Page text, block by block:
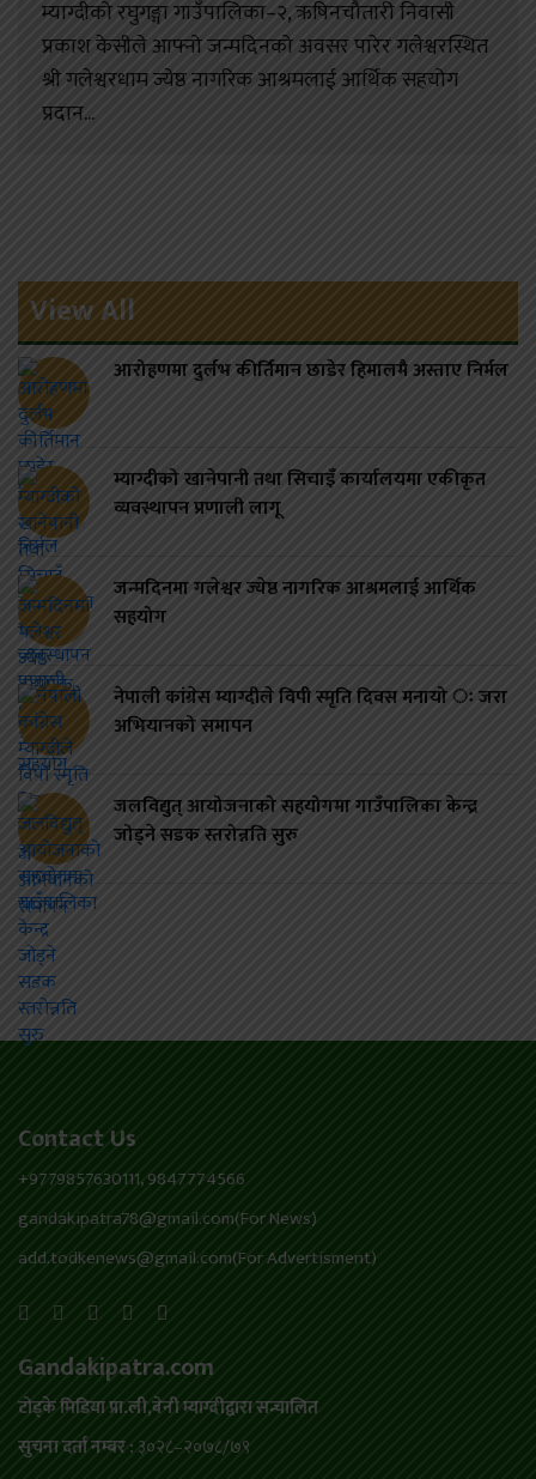
म्याग्दीको रघुगङ्गा गाउँपालिका–२, ऋषिनचौतारी निवासी
प्रकाश केसीले आफ्नो जन्मदिनको अवसर पारेर गलेश्वरस्थित
श्री गलेश्वरधाम ज्येष्ठ नागरिक आश्रमलाई आर्थिक सहयोग
प्रदान...
View All
आरोहणमा दुर्लभ कीर्तिमान छाडेर हिमालमै अस्ताए निर्मल
म्याग्दीको खानेपानी तथा सिचाइँ कार्यालयमा एकीकृत
व्यवस्थापन प्रणाली लागू
जन्मदिनमा गलेश्वर ज्येष्ठ नागरिक आश्रमलाई आर्थिक
सहयोग
नेपाली कांग्रेस म्याग्दीले विपी स्मृति दिवस मनायो ः जरा
अभियानको समापन
जलविद्युत् आयोजनाको सहयोगमा गाउँपालिका केन्द्र
जोड्ने सडक स्तरोन्नति सुरु
Contact Us
+9779857630111, 9847774566
gandakipatra78@gmail.com(For News)
add.todkenews@gmail.com(For Advertisment)
Gandakipatra.com
टोड्के मिडिया प्रा.ली,बेनी म्याग्दीद्वारा सन्चालित
सुचना दर्ता नम्बर : ३०२८–२०७८/७९